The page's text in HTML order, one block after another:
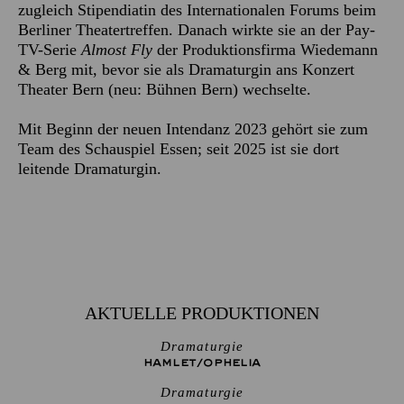
zugleich Stipendiatin des Internationalen Forums beim
Berliner Theatertreffen. Danach wirkte sie an der Pay-
TV-SerieAlmost Fly der Produktionsfirma Wiedemann
& Berg mit, bevor sie als Dramaturgin ans Konzert
Theater Bern (neu: Bühnen Bern) wechselte.
Mit Beginn der neuen Intendanz 2023 gehört sie zum
Team des Schauspiel Essen; seit 2025 ist sie dort
leitende Dramaturgin.
AKTUELLE PRODUKTIONEN
Dramaturgie
HAMLET/­OPHELIA
Dramaturgie